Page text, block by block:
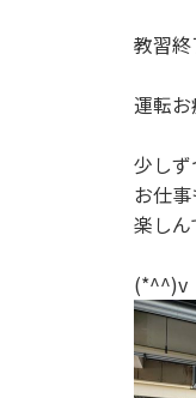
教習終
運転お
少し
お仕
楽し
(*^^)v